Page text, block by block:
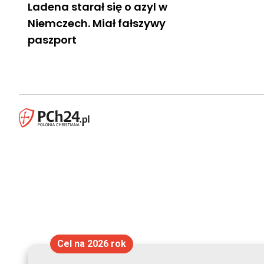
Ladena starał się o azyl w
Niemczech. Miał fałszywy
paszport
Cel na 2026 rok